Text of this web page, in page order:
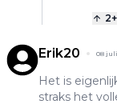
2+
Erik20 08 juli
Het is
straks het